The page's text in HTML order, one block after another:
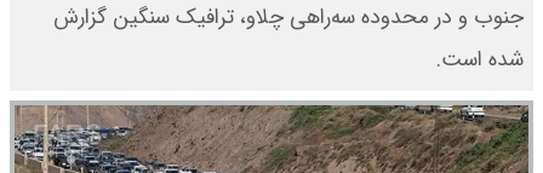
جنوب و در محدوده سه‌راهی چلاو، ترافیک سنگین گزارش
شده است.